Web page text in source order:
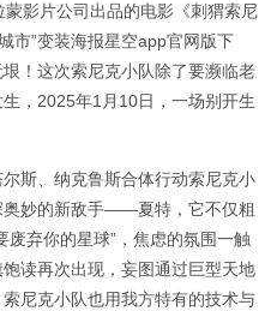
影片公司出品的电影《刺猬索尼
市”变装海报星空app官网版下
！这次索尼克小队除了要濒临老
，2025年1月10日，一场别开生
斯、纳克鲁斯合体行动索尼克小
奥妙的新敌手——夏特，它不仅粗
废弃你的星球”，焦虑的氛围一触
读再次出现，妄图通过巨型天地
尼克小队也用我方特有的技术与